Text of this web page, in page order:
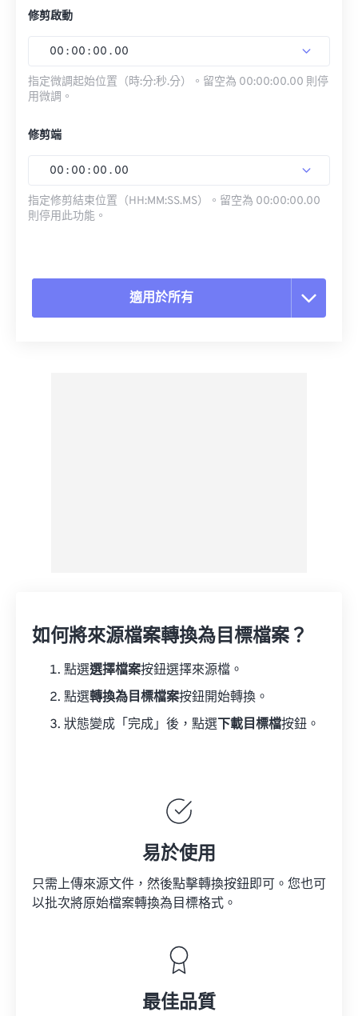
修剪啟動
00 : 00 : 00 . 00
指定微調起始位置（時:分:秒.分）。留空為 00:00:00.00 則停
用微調。
修剪端
00 : 00 : 00 . 00
指定修剪結束位置（HH:MM:SS.MS）。留空為 00:00:00.00
則停用此功能。
適用於所有
如何將來源檔案轉換為目標檔案？
點選選擇檔案按鈕選擇來源檔。
點選轉換為目標檔案按鈕開始轉換。
狀態變成「完成」後，點選 下載目標檔按鈕。
易於使用
只需上傳來源文件，然後點擊轉換按鈕即可。您也可
以批次將原始檔案轉換為目標格式。
最佳品質